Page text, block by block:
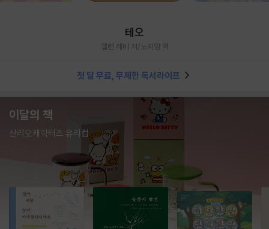
테오
앨런 레비 저/노지양 역
첫 달 무료, 무제한 독서라이프
이달의 책
산리오캐릭터즈 유리컵